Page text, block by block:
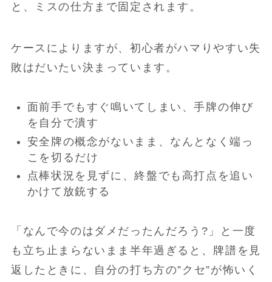
と、ミスの仕方まで固定されます。
ケースによりますが、初心者がハマりやすい失
敗はだいたい決まっています。
面前手でもすぐ鳴いてしまい、手牌の伸び
を自分で潰す
安全牌の概念がないまま、なんとなく端っ
こを切るだけ
点棒状況を見ずに、終盤でも高打点を追い
かけて放銃する
「なんで今のはダメだったんだろう?」と一度
も立ち止まらないまま半年過ぎると、牌譜を見
返したときに、自分の打ち方の”クセ”が怖いく